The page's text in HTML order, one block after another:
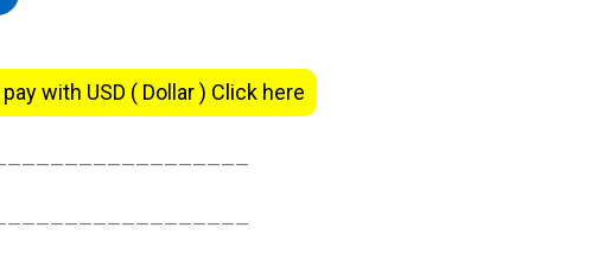
with USD ( Dollar ) Click here